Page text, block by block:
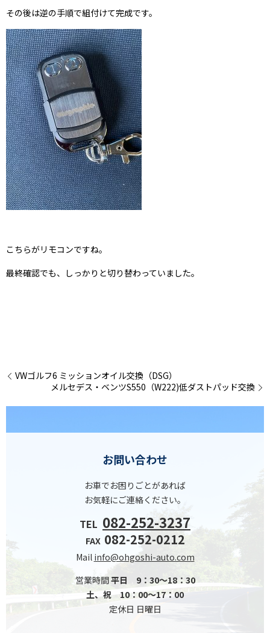
その後は逆の手順で組付けて完成です。
こちらがリモコンですね。
最終確認でも、しっかりと切り替わっていました。
VWゴルフ6 ミッションオイル交換（DSG）
メルセデス・ベンツS550（W222)低ダストパッド交換
お問い合わせ
お車でお困りごとがあれば
お気軽にご連絡ください。
TEL 082-252-3237
FAX 082-252-0212
Mail info@ohgoshi-auto.com
営業時間平日 9：30～18：30
土、祝 10：00～17：00
定休日 日曜日